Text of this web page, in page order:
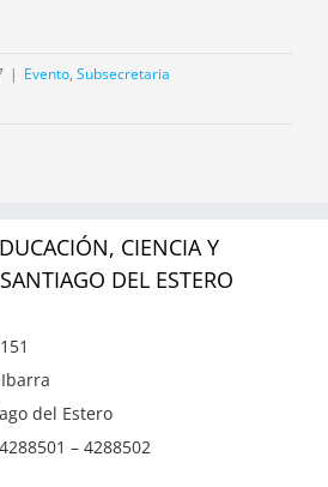
| Evento, Subsecretaria
CIENCIA Y
DEL ESTERO
del Estero
– 4288502